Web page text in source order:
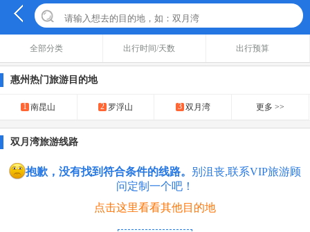
全部分类 出行时间/天数 出行预算
惠州热门旅游目的地
1 南昆山 2 罗浮山 3 双月湾 更多 >>
双月湾旅游线路
抱歉，没有找到符合条件的线路。 别沮丧,联系VIP旅游顾
问定制一个吧！
点击这里看看其他目的地